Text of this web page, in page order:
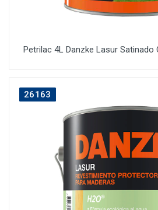
Petrilac 4L Danzke Lasur Satinado
26163